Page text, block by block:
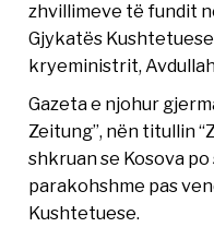
zhvillimeve të fundit
Gjykatës
kryeministrit,
Gazeta e njohur
Zeitung”, nën titullin
shkruan se Kosova
parakohshme pas
Kushtetuese.